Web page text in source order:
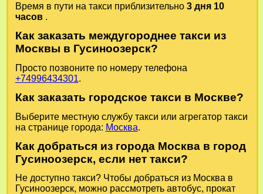
Время в пути на такси приблизительно 3 дня 10
часов .
Как заказать междугороднее такси из
Москвы в Гусиноозерск?
Просто позвоните по номеру телефона
+74996434301.
Как заказать городское такси в Москве?
Выберите местную службу такси или агрегатор такси
на странице города: Москва.
Как добраться из города Москва в город
Гусиноозерск, если нет такси?
Не доступно такси? Чтобы добраться из Москва в
Гусиноозерск, можно рассмотреть автобус, прокат